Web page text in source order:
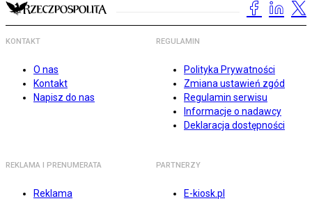
KONTAKT
O nas
Kontakt
Napisz do nas
REGULAMIN
Polityka Prywatności
Zmiana ustawień zgód
Regulamin serwisu
Informacje o nadawcy
Deklaracja dostępności
REKLAMA I PRENUMERATA
Reklama
PARTNERZY
E-kiosk.pl